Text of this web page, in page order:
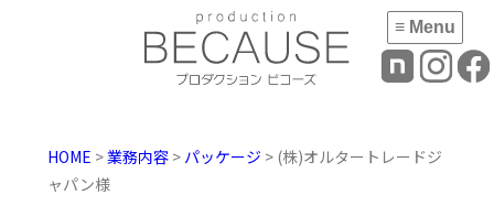
≡ Menu
HOME >業務内容 > パッケージ > (株)オルタートレードジ
ャパン様